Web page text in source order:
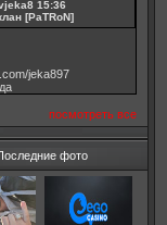
15:36
[PaTRoN]
jeka897
посмотреть все
фото